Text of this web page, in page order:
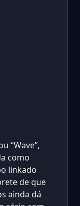
“Wave”,
como
linkado
de que
ainda dá